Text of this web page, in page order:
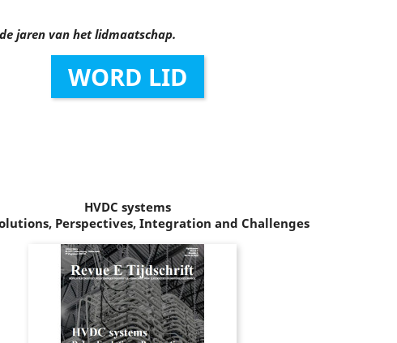
jaren van het lidmaatschap.
WORD LID
HVDC systems
Perspectives, Integration and Challenges